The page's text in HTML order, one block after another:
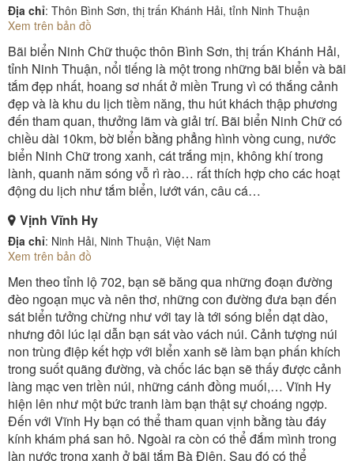
Địa chỉ: Thôn Bình Sơn, thị trấn Khánh Hải, tỉnh Ninh Thuận
Xem trên bản đồ
Bãi biển Ninh Chữ thuộc thôn Bình Sơn, thị trấn Khánh Hải,
tỉnh Ninh Thuận, nổi tiếng là một trong những bãi biển và bãi
tắm đẹp nhất, hoang sơ nhất ở miền Trung vì có thắng cảnh
đẹp và là khu du lịch tiềm năng, thu hút khách thập phương
đến tham quan, thưởng lãm và giải trí. Bãi biển Ninh Chữ có
chiều dài 10km, bờ biển bằng phẳng hình vòng cung, nước
biển Ninh Chữ trong xanh, cát trắng mịn, không khí trong
lành, quanh năm sóng vỗ rì rào… rất thích hợp cho các hoạt
động du lịch như tắm biển, lướt ván, câu cá…
Vịnh Vĩnh Hy
Địa chỉ: Ninh Hải, Ninh Thuận, Việt Nam
Xem trên bản đồ
Men theo tỉnh lộ 702, bạn sẽ băng qua những đoạn đường
đèo ngoạn mục và nên thơ, những con đường đưa bạn đến
sát biển tưởng chừng như với tay là tới sóng biển dạt dào,
nhưng đôi lúc lại dẫn bạn sát vào vách núi. Cảnh tượng núi
non trùng điệp kết hợp với biển xanh sẽ làm bạn phấn khích
trong suốt quãng đường, và chốc lác bạn sẽ thấy được cảnh
làng mạc ven triền núi, những cánh đồng muối,… Vĩnh Hy
hiện lên như một bức tranh làm bạn thật sự choáng ngợp.
Đến với Vĩnh Hy bạn có thể tham quan vịnh bằng tàu đáy
kính khám phá san hô. Ngoài ra còn có thể đắm mình trong
làn nước trong xanh ở bãi tắm Bà Điện. Sau đó có thể